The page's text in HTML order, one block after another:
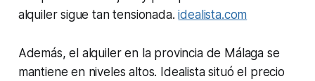
alquiler sigue tan tensionada.idealista.com
Además, el alquiler en la provincia de Málaga se
mantiene en niveles altos. Idealista situó el precio